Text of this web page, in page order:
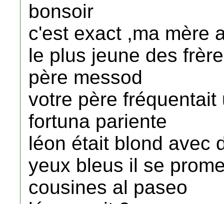
bonsoir
c'est exact ,ma mère
le plus jeune des
père messod
votre père
fortuna pariente
léon était blond avec
yeux bleus il se
cousines al paseo